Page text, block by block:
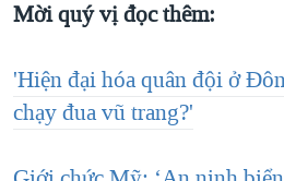
Mời quý vị đọc thêm:
'Hiện đại hóa quân đội ở
chạy đua vũ trang?'